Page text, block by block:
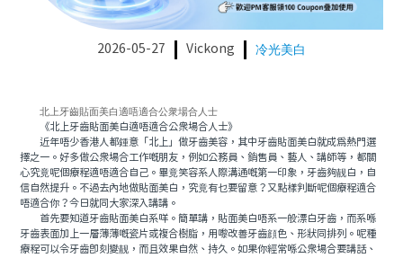
2026-05-27 Vickong 冷光美白
北上牙齒貼面美白適唔適合公衆場合人士
《北上牙齒貼面美白適唔適合公衆場合人士》
近年唔少香港人都鍾意「北上」做牙齒美容，其中牙齒貼面美白就成爲熱門選
擇之一。好多做公衆場合工作嘅朋友，例如公務員、銷售員、藝人、講師等，都關
心究竟呢個療程適唔適合自己。畢竟笑容系人際溝通嘅第一印象，牙齒夠靓白，自
信自然提升。不過去內地做貼面美白，究竟有乜要留意？又點樣判斷呢個療程適合
唔適合你？今日就同大家深入講講。
首先要知道牙齒貼面美白系咩。簡單講，貼面美白唔系一般漂白牙齒，而系喺
牙齒表面加上一層薄薄嘅瓷片或複合樹脂，用嚟改善牙齒顔色、形狀同排列。呢種
療程可以令牙齒即刻變靓，而且效果自然、持久。如果你經常喺公衆場合要講話、